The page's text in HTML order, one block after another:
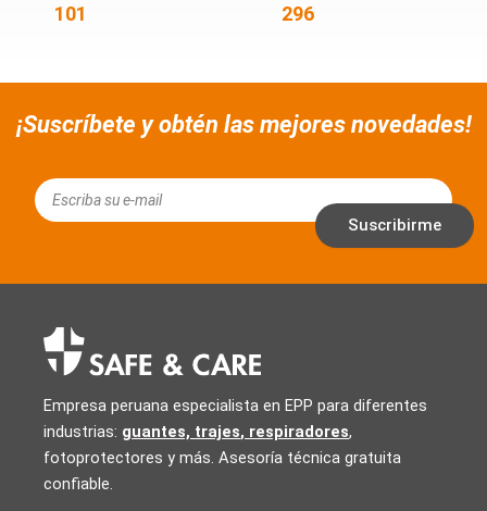
101
296
¡Suscríbete y obtén las mejores novedades!
Email
Suscribirme
Empresa peruana especialista en EPP para diferentes
industrias: guantes, trajes, respiradores,
fotoprotectores y más. Asesoría técnica gratuita
confiable.